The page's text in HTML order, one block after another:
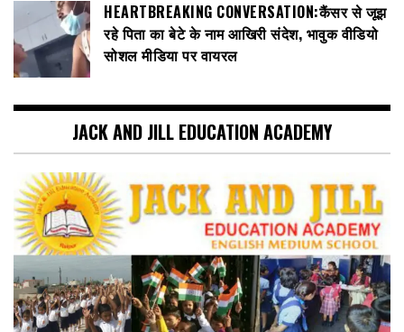
HEARTBREAKING CONVERSATION:कैंसर से जूझ
रहे पिता का बेटे के नाम आखिरी संदेश, भावुक वीडियो
सोशल मीडिया पर वायरल
JACK AND JILL EDUCATION ACADEMY